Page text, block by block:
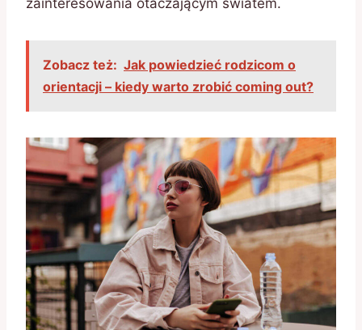
Zobacz też: Jak powiedzieć rodzicom o
orientacji – kiedy warto zrobić coming out?